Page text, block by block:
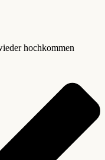
hochkommen